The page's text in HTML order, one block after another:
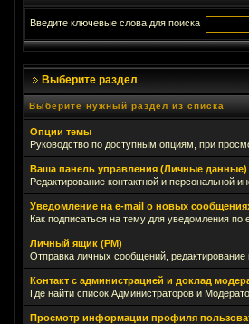
Введите ключевые слова для поиска
Выберите раздел
Выберите нужный раздел из списка
Опции темы
Руководство по доступным опциям, при
Ваша панель управления (Личные данные)
Редактирование контактной и персональной
Уведомление на e-mail о новых
Как подписаться на тему для уведомления по
Личный ящик (PM)
Отправка личных сообщений,
Контакт с администрацией и доклад
Где найти список Администраторов и
Просмотр информации профиля